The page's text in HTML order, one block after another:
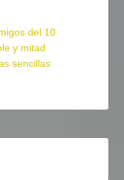
del 10
y mitad
sencillas